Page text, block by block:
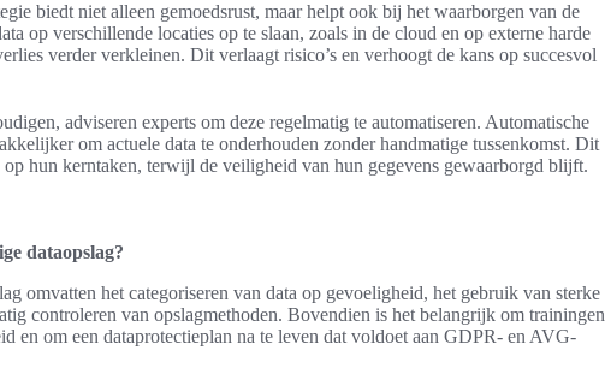
biedt niet alleen gemoedsrust, maar helpt ook bij het waarborgen van de
op verschillende locaties op te slaan, zoals in de cloud en op externe harde
verder verkleinen. Dit verlaagt risico’s en verhoogt de kans op succesvol
adviseren experts om deze regelmatig te automatiseren. Automatische
om actuele data te onderhouden zonder handmatige tussenkomst. Dit
op hun kerntaken, terwijl de veiligheid van hun gegevens gewaarborgd blijft.
dataopslag?
omvatten het categoriseren van data op gevoeligheid, het gebruik van sterke
controleren van opslagmethoden. Bovendien is het belangrijk om trainingen
en om een dataprotectieplan na te leven dat voldoet aan GDPR- en AVG-